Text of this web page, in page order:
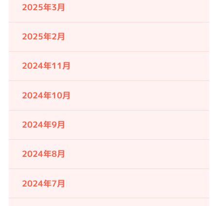
2025年3月
2025年2月
2024年11月
2024年10月
2024年9月
2024年8月
2024年7月